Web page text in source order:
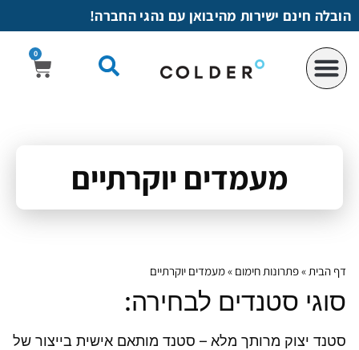
לתוכן
הובלה חינם ישירות מהיבואן עם נהגי החברה!
0
מעמדים יוקרתיים
דף הבית »פתרונות חימום »מעמדים יוקרתיים
סוגי סטנדים לבחירה:
סטנד יצוק מרותך מלא – סטנד מותאם אישית בייצור של